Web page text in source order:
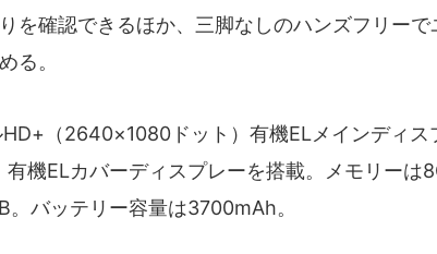
を確認できるほか、三脚なしのハンズフリー
る。
（2640×1080ドット）有機ELメインディ
機ELカバーディスプレーを搭載。メモリーは
。バッテリー容量は3700mAh。